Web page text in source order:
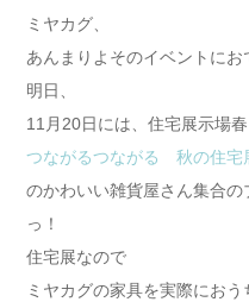
ミヤカグ、
あんまりよそのイベントに
明日、
11月20日には、住宅展示場
つながるつながる 秋の住
のかわいい雑貨屋さん集合
っ！
住宅展なので
ミヤカグの家具を実際にお